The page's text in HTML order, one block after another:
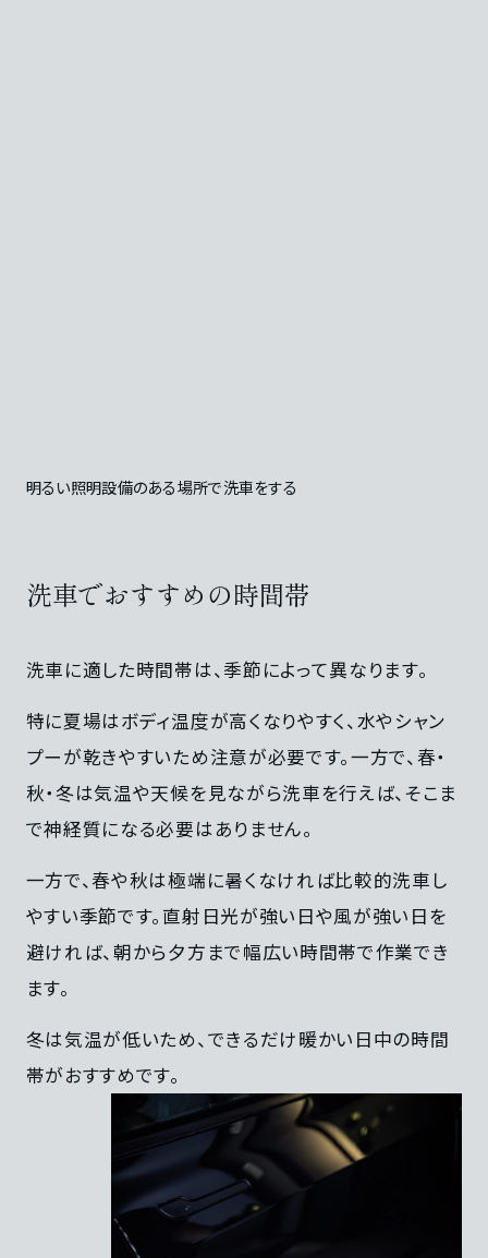
明るい照明設備のある場所で洗車をする
洗車でおすすめの時間帯
洗車に適した時間帯は、季節によって異なります。
特に夏場はボディ温度が高くなりやすく、水やシャン
プーが乾きやすいため注意が必要です。一方で、春・
秋・冬は気温や天候を見ながら洗車を行えば、そこま
で神経質になる必要はありません。
一方で、春や秋は極端に暑くなければ比較的洗車し
やすい季節です。直射日光が強い日や風が強い日を
避ければ、朝から夕方まで幅広い時間帯で作業でき
ます。
冬は気温が低いため、できるだけ暖かい日中の時間
帯がおすすめです。